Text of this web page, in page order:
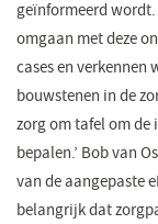
geïnformeerd wordt.
omgaan met deze
cases en verkennen
bouwstenen in de
zorg om tafel om
bepalen.’ Bob van
van de aangepaste
belangrijk dat